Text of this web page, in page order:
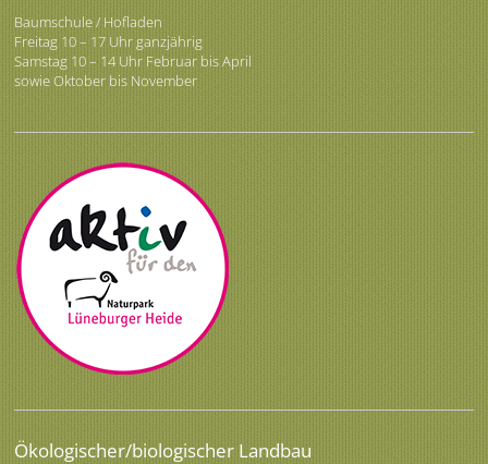
Baumschule / Hofladen
Freitag 10 – 17 Uhr ganzjährig
Samstag 10 – 14 Uhr Februar bis April
sowie Oktober bis November
Ökologischer/biologischer Landbau